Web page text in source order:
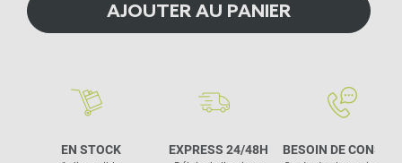
AJOUTER AU PANIER
EN STOCK EXPRESS 24/48H BESOIN DE CONSEIL